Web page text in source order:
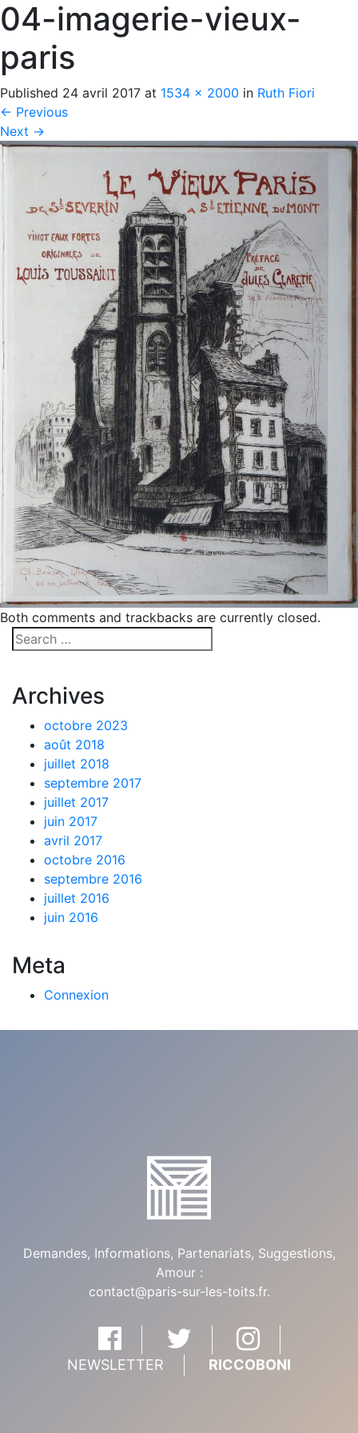
04-imagerie-vieux-
paris
Published 24 avril 2017 at 1534 × 2000 in Ruth Fiori
← Previous
Next →
Both comments and trackbacks are currently closed.
Archives
octobre 2023
août 2018
juillet 2018
septembre 2017
juillet 2017
juin 2017
avril 2017
octobre 2016
septembre 2016
juillet 2016
juin 2016
Meta
Connexion
Demandes, Informations, Partenariats, Suggestions,
Amour :
contact@paris-sur-les-toits.fr.
NEWSLETTER RICCOBONI